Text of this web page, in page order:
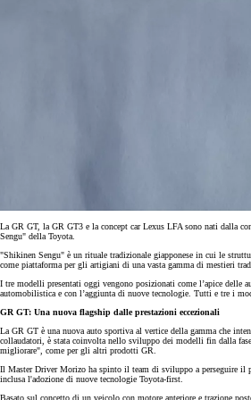
La GR GT, la GR GT3 e la concept car Lexus LFA sono nati dalla
Sengu" della Toyota.
"Shikinen Sengu" è un rituale tradizionale giapponese in cui le
come piattaforma per gli artigiani di una vasta gamma di mestieri
I tre modelli presentati oggi vengono posizionati come l’apice delle
automobilistica e con l’aggiunta di nuove tecnologie. Tutti e tre i
GR GT: Una nuova flagship dalle prestazioni eccezionali
La GR GT è una nuova auto sportiva al vertice della gamma che
collaudatori, è stata coinvolta nello sviluppo dei modelli fin dalla
migliorare", come per gli altri prodotti GR.
Il Master Driver Morizo ha spinto il team di sviluppo a perseguire il
inclusa l'adozione di nuove tecnologie Toyota-first.
Basato sul concetto di un veicolo con motore anteriore e trazione